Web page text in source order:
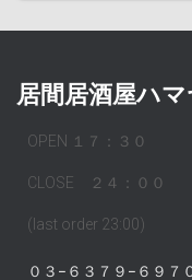
居間居酒屋ハ
OPEN １７：３０
CLOSE ２４：００
(last order 23:00)
０３−６３７９−６９７